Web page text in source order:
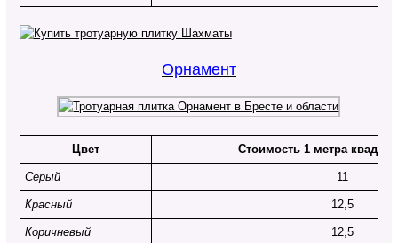
Орнамент
Цвет Стоимость 1 метра
Серый 11
Красный 12,5
Коричневый 12,5